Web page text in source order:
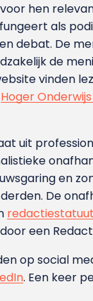
hen
als
debat. De
de
vinden
Hoger
uit
en
De
redactiestatuut
een
op social
. Een keer